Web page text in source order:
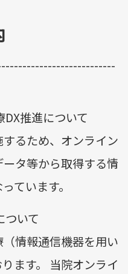
推進について
るため、オンライン
タ等から取得する情
ています。
ついて
情報通信機器を用い
ます。 当院オンライ